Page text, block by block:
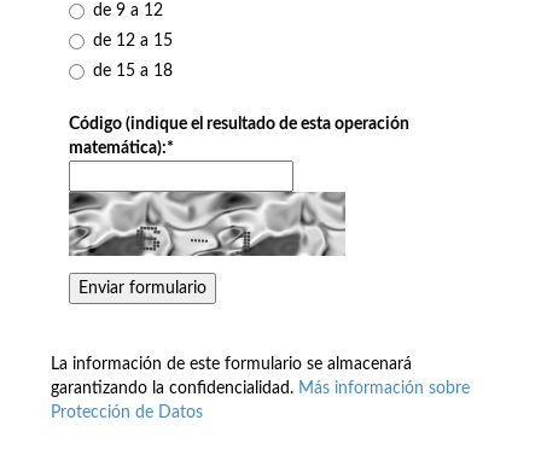
de 9 a 12
de 12 a 15
de 15 a 18
Código (indique el resultado de esta operación
matemática):*
La información de este formulario se almacenará
garantizando la confidencialidad. Más información sobre
Protección de Datos